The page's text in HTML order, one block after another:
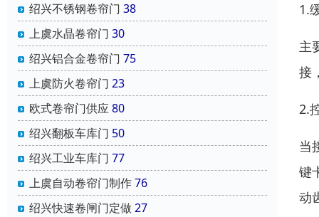
绍兴不锈钢卷帘门 38
上虞水晶卷帘门 30
绍兴铝合金卷帘门 75
上虞防火卷帘门 23
欧式卷帘门供应80
绍兴翻板车库门 50
绍兴工业车库门 77
上虞自动卷帘门制作76
绍兴快速卷闸门定做27
1.
主
接
2.
当
键
动